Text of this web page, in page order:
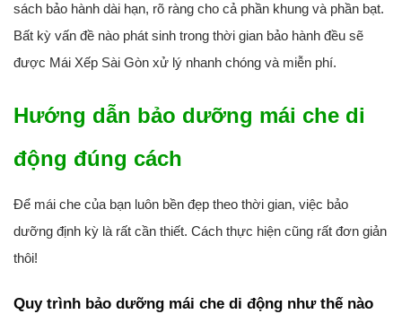
sách bảo hành dài hạn, rõ ràng cho cả phần khung và phần bạt.
Bất kỳ vấn đề nào phát sinh trong thời gian bảo hành đều sẽ
được Mái Xếp Sài Gòn xử lý nhanh chóng và miễn phí.
Hướng dẫn bảo dưỡng mái che di
động đúng cách
Để mái che của bạn luôn bền đẹp theo thời gian, việc bảo
dưỡng định kỳ là rất cần thiết. Cách thực hiện cũng rất đơn giản
thôi!
Quy trình bảo dưỡng mái che di động như thế nào